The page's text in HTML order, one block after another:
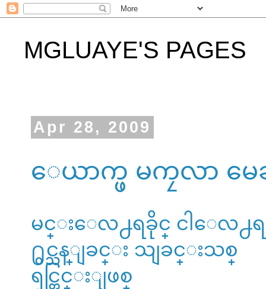
MGLUAYE'S PAGES
Apr 28, 2009
ေယာက္ဖ မကၠလာ မေ
မင္းေလ႕ရခိုင္ ငါေလ႕ရ
႐ွင္သန္ျခင္း သျခင္းသစ္
ရင္တြင္းျဖစ္